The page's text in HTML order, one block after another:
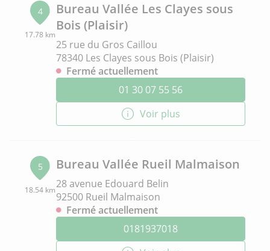
4
17.78 km
Bureau Vallée Les Clayes sous
Bois (Plaisir)
25 rue du Gros Caillou
78340 Les Clayes sous Bois (Plaisir)
Fermé actuellement
01 30 07 55 56
Voir plus
5
18.54 km
Bureau Vallée Rueil Malmaison
28 avenue Edouard Belin
92500 Rueil Malmaison
Fermé actuellement
0181937018